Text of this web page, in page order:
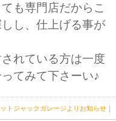
も専門店だからこ
し、仕上げる事が
れている方は一度
てみて下さーい♪
トジャックガレージよりお知らせ ｜